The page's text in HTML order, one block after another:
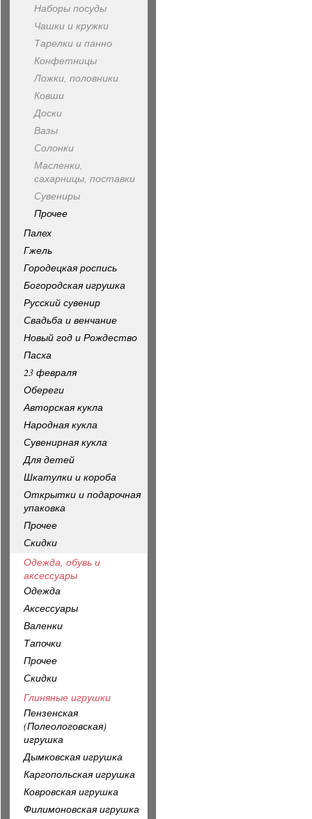
Наборы посуды
Чашки и кружки
Тарелки и панно
Конфетницы
Ложки, половники
Ковши
Доски
Вазы
Солонки
Масленки,
сахарницы, поставки
Сувениры
Прочее
Палех
Гжель
Городецкая роспись
Богородская игрушка
Русский сувенир
Свадьба и венчание
Новый год и Рождество
Пасха
23 февраля
Обереги
Авторская кукла
Народная кукла
Сувенирная кукла
Для детей
Шкатулки и короба
Открытки и подарочная
упаковка
Прочее
Скидки
Одежда, обувь и
аксессуары
Одежда
Аксессуары
Валенки
Тапочки
Прочее
Скидки
Глиняные игрушки
Пензенская
(Полеологовская)
игрушка
Дымковская игрушка
Каргопольская игрушка
Ковровская игрушка
Филимоновская игрушка